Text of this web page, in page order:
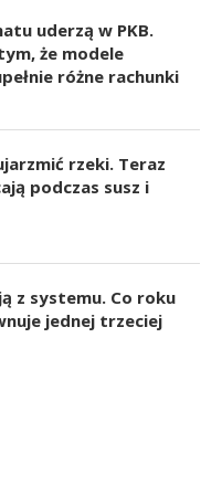
uderzą w PKB.
że modele
różne rachunki
rzeki. Teraz
podczas susz i
z systemu. Co roku
jednej trzeciej